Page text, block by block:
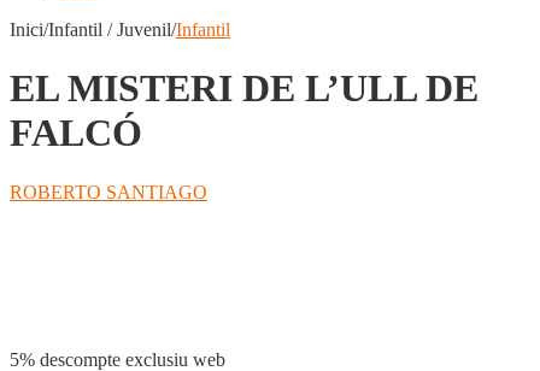
Inici/Infantil / Juvenil/Infantil
EL MISTERI DE L’ULL DE
FALCÓ
ROBERTO SANTIAGO
5% descompte exclusiu web